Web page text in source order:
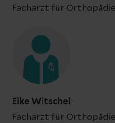
Facharzt für
Eike Witschel
Facharzt für